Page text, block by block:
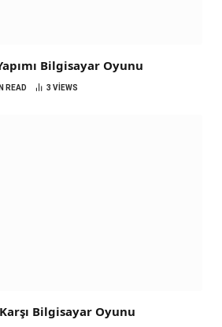
Bilgisayar Oyunu
READ 3 VIEWS
Bilgisayar Oyunu